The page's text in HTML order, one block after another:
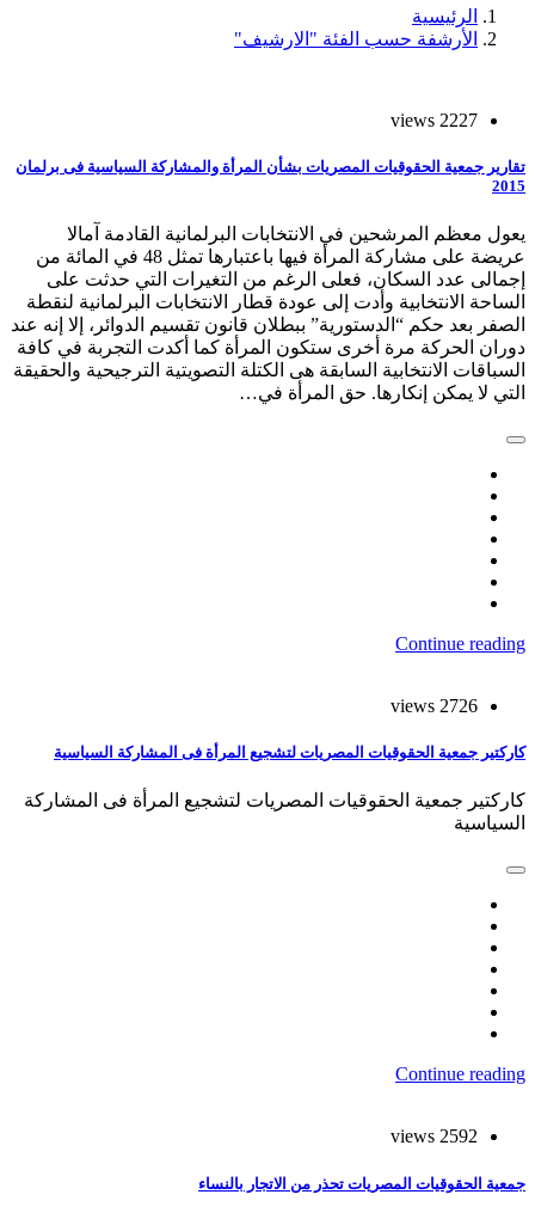
الرئيسية
الأرشفة حسب الفئة "الارشيف"
2227 views
تقارير جمعية الحقوقيات المصريات بشأن المرأة والمشاركة السياسية فى برلمان
2015
يعول معظم المرشحين في الانتخابات البرلمانية القادمة آمالا
عريضة على مشاركة المرأة فيها باعتبارها تمثل 48 في المائة من
إجمالى عدد السكان، فعلى الرغم من التغيرات التي حدثت على
الساحة الانتخابية وأدت إلى عودة قطار الانتخابات البرلمانية لنقطة
الصفر بعد حكم “الدستورية” ببطلان قانون تقسيم الدوائر، إلا إنه عند
دوران الحركة مرة أخرى ستكون المرأة كما أكدت التجربة في كافة
السباقات الانتخابية السابقة هى الكتلة التصويتية الترجيحية والحقيقة
التي لا يمكن إنكارها. حق المرأة في…
Continue reading
2726 views
كاركتير جمعية الحقوقيات المصريات لتشجيع المرأة فى المشاركة السياسية
كاركتير جمعية الحقوقيات المصريات لتشجيع المرأة فى المشاركة
السياسية
Continue reading
2592 views
جمعية الحقوقيات المصريات تحذر من الاتجار بالنساء